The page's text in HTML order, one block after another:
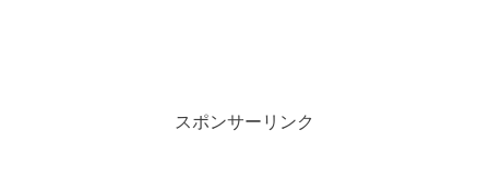
スポンサーリンク